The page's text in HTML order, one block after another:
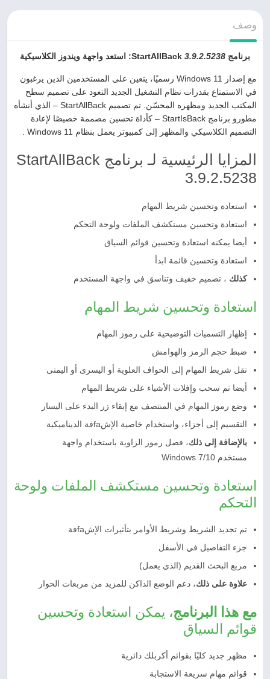
وصف
برنامج StartAllBack 3.9.2.5238 : استعد واجهة ويندوز الكلاسيكية
مع إصدار Windows 11 رسميًا، يتعين على المستخدمين الذين يرغبون
في الاستمتاع بقدرات نظام التشغيل الجديد التعود على تصميم سطح
المكتب الجديد ومظهره المحسّن. تم تصميم StartAllBack – الذي أنشأه
مطورو برنامج StartIsBack – كأداة تحسين مصممة خصيصًا لإعادة
التصميم الكلاسيكي والمظهر إلى كمبيوتر يعمل بنظام Windows 11 .
المزايا الرئيسية لـ برنامج StartAllBack
3.9.2.5238
استعادة وتحسين شريط المهام
استعادة وتحسين مستكشف الملفات ولوحة التحكم
أيضا يمكنه استعادة وتحسين قوائم السياق
استعادة وتحسين قائمة ابدأ
كذلك ، تصميم خفيف وتناسق في واجهة المستخدم
استعادة وتحسين شريط المهام
إظهار التسميات التوضيحية على رموز المهام
ضبط حجم الرمز والهوامش
نقل شريط المهام إلى الحواف العلوية أو اليسرى أو اليمنى
أيضا تم سحب وإفلات الأشياء على شريط المهام
وضع رموز المهام في المنتصف مع إبقاء زر البدء على اليسار
التقسيم إلى أجزاء، واستخدام خاصية الإشfaفة الديناميكية
بالإضافة إلى ذلك، فصل رموز الزاوية باستخدام واجهة
مستخدم Windows 7/10
استعادة وتحسين مستكشف الملفات ولوحة
التحكم
تم تجديد الشريط وشريط الأوامر بتأثيرات الإشfaفة
جزء التفاصيل في الأسفل
مربع البحث القديم (الذي يعمل)
علاوة على ذلك، دعم الوضع الداكن للمزيد من مربعات الحوار
مع هذا البرنامج، يمكن استعادة وتحسين
قوائم السياق
مظهر جديد كليًا بقوائم أكربلك دائرية
قوائم مهام سريعة الاستجابة